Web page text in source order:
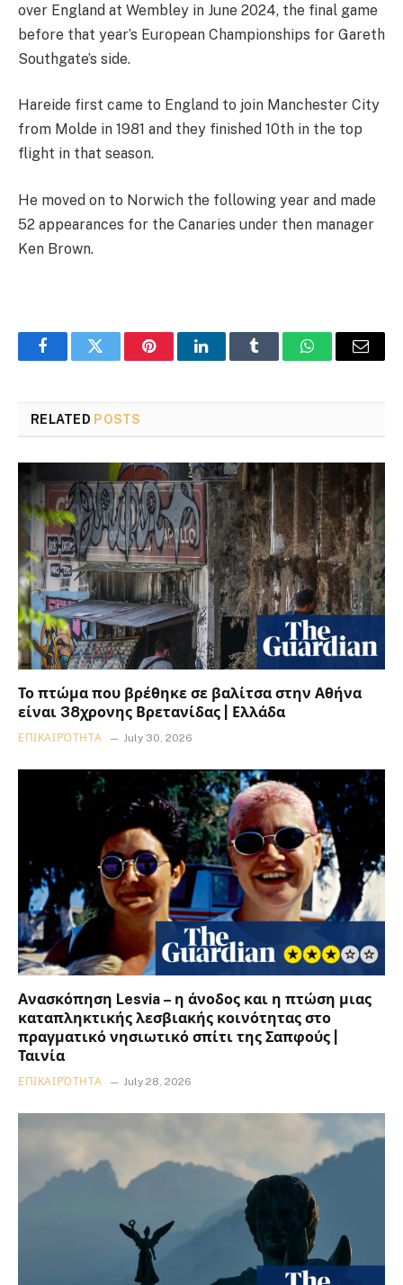
over England at Wembley in June 2024, the final game
before that year’s European Championships for Gareth
Southgate’s side.
Hareide first came to England to join Manchester City
from Molde in 1981 and they finished 10th in the top
flight in that season.
He moved on to Norwich the following year and made
52 appearances for the Canaries under then manager
Ken Brown.
FacebookTwitter PinterestLinkedInTumblr WhatsAppEmail
RELATED POSTS
Το πτώμα που βρέθηκε σε βαλίτσα στην Αθήνα
είναι 38χρονης Βρετανίδας | Ελλάδα
ΕΠΙΚΑΙΡΌΤΗΤΑ July 30, 2026
Ανασκόπηση Lesvia – η άνοδος και η πτώση μιας
καταπληκτικής λεσβιακής κοινότητας στο
πραγματικό νησιωτικό σπίτι της Σαπφούς |
Ταινία
ΕΠΙΚΑΙΡΌΤΗΤΑ July 28, 2026